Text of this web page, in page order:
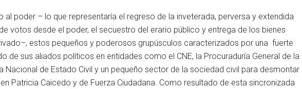
al poder – lo que representaría el regreso de la inveterada, perversa y extendida
votos desde el poder, el secuestro del erario público y entrega de los bienes
estos pequeños y poderosos grupúsculos caracterizados por una fuerte
de sus aliados políticos en entidades como el CNE, la Procuraduría General de la
Nacional de Estado Civil y un pequeño sector de la sociedad civil para desmontar
Patricia Caicedo y de Fuerza Ciudadana. Como resultado de esta sincronizada